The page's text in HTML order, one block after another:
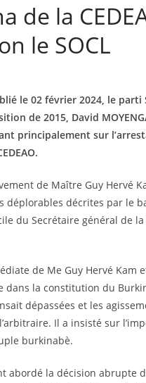
de la
le SOCL
le 02 février 2024, le
de 2015, David
principalement sur
de Maître Guy Hervé
déplorables décrites par le
du Secrétaire général de
de Me Guy Hervé
la constitution du
dépassées et les
Il a insisté sur
burkinabè.
abordé la décision